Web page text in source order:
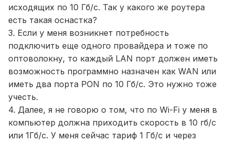
исходящих по 10 Гб/с. Так у какого же роутера
есть такая оснастка?
3. Если у меня возникнет потребность
подключить еще одного провайдера и тоже по
оптоволокну, то каждый LAN порт должен иметь
возможность программно назначен как WAN или
иметь два порта PON по 10 Гб/с. Это нужно тоже
учесть.
4. Далее, я не говорю о том, что по Wi-Fi у меня в
компьютер должна приходить скорость в 10 гб/с
или 1Гб/с. У меня сейчас тариф 1 Гб/с и через